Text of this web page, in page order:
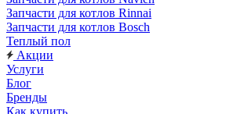
Запчасти для котлов Rinnai
Запчасти для котлов Bosch
Теплый пол
Акции
Услуги
Блог
Бренды
Как купить